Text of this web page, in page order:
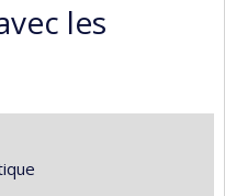
les